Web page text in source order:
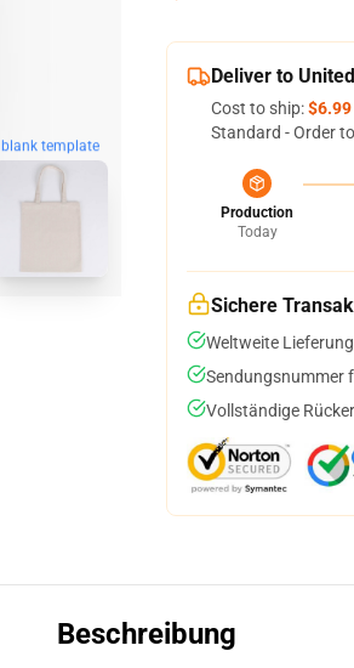
blank template
Deliver to
Cost to ship:$6.99
Standard - Order
Production
Today
Sichere
Weltweite
Sendungsnummer
Vollständige
Beschreibung